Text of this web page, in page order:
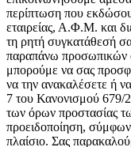
περίπτωση που
εταιρείας, Α.Φ.Μ. και
τη ρητή συγκατάθεσή
παραπάνω προσωπικών
μπορούμε να σας
να την ανακαλέσετε ή
7 του Κανονισμού 679/
των όρων προστασίας
προειδοποίηση,
πλαίσιο. Σας